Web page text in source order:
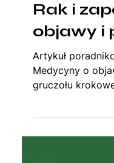
19 kwi 2024 6
Rak i
objawy i